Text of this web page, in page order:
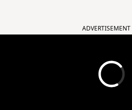
ADVERTISEMENT